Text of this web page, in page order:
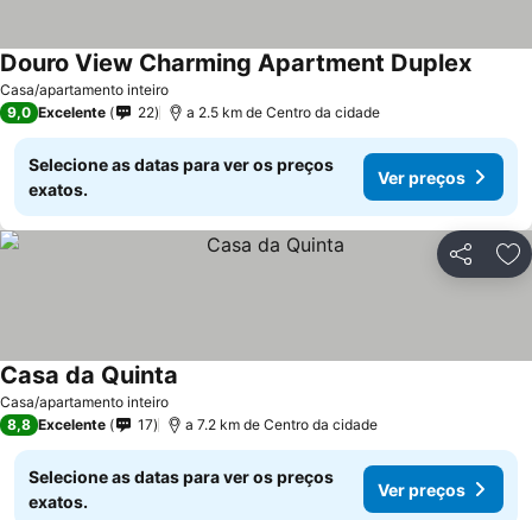
Casa/apartamento inteiro
Douro View Charming Apartment Duplex
9,0 Excelente 22 a 2.5 km de Centro da cidade
Selecione as datas para ver os preços
exatos.
Ver preços
Partilhar
Casa/apartamento inteiro
Casa da Quinta
8,8 Excelente 17 a 7.2 km de Centro da cidade
Selecione as datas para ver os preços
exatos.
Ver preços